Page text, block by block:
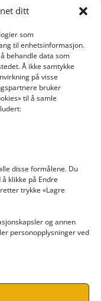
ditt
som
til enhetsinformasjon.
behandle data som
Å ikke samtykke
på visse
bruker
til å samle
disse formålene. Du
klikke på Endre
trykke «Lagre
og annen
personopplysninger ved